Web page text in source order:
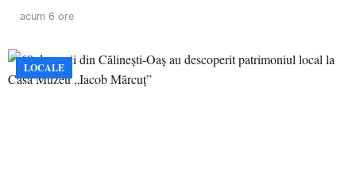
acum 6 ore
LOCALE